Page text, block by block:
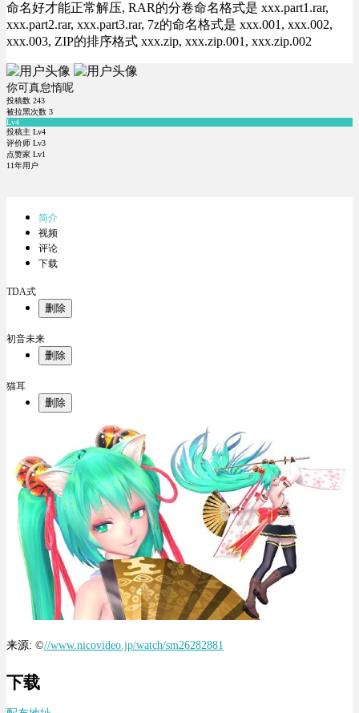
命名好才能正常解压, RAR的分卷命名格式是 xxx.part1.rar,
xxx.part2.rar, xxx.part3.rar, 7z的命名格式是 xxx.001, xxx.002,
xxx.003, ZIP的排序格式 xxx.zip, xxx.zip.001, xxx.zip.002
你可真怠惰呢
投稿数 243
被拉黑次数 3
Lv4
投稿主 Lv4
评价师 Lv3
点赞家 Lv1
11年用户
简介
视频
评论
下载
TDA式
删除
初音未来
删除
猫耳
删除
来源: ©//www.nicovideo.jp/watch/sm26282881
下载